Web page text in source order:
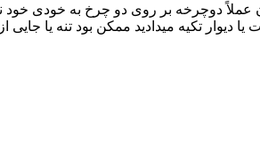
عملاً دوچرخه بر روی دو چرخ به خودی خود
دیوار تکیه میدادید ممکن بود تنه یا